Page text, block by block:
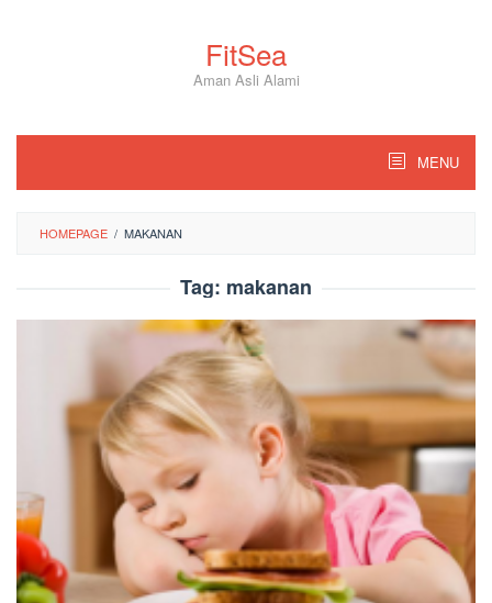
FitSea
Aman Asli Alami
MENU
HOMEPAGE / MAKANAN
Tag: makanan